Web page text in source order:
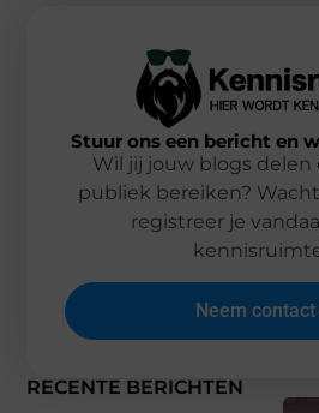
RECENTE BERICHTEN
Stuur ons een bericht en
Wil jij jouw blogs delen
publiek bereiken?
registreer je
Neem